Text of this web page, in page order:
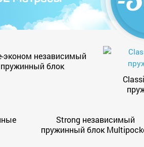
эконом независимый
пружинный блок
Strong независимый
пружинный блок